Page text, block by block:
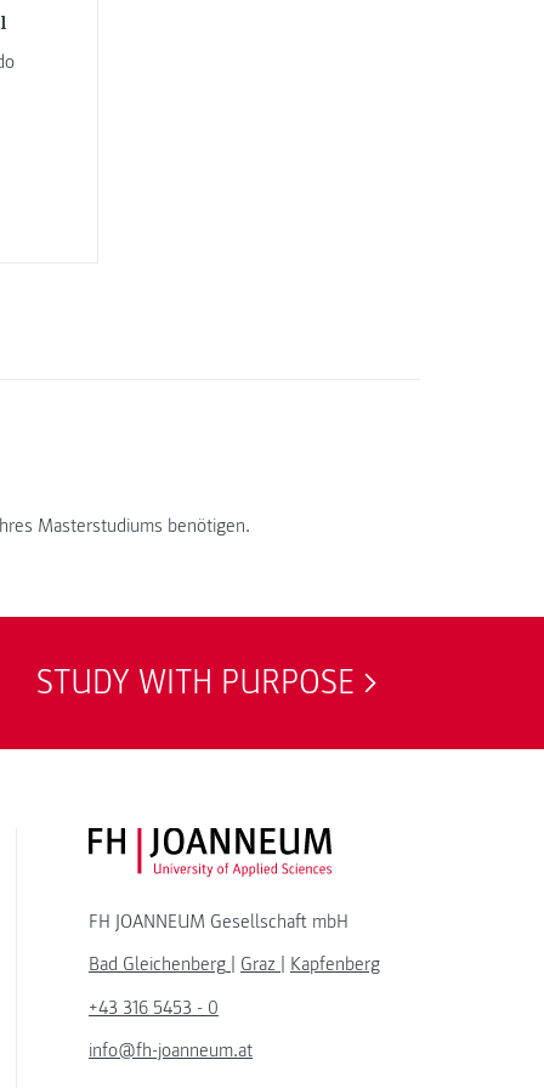
Masterstudiums benötigen.
STUDY WITH PURPOSE
FH JOANNEUM Logo
FH JOANNEUM Gesellschaft mbH
Bad Gleichenberg
Graz
Kapfenberg
+43 316 5453 - 0
info@fh-joanneum.at